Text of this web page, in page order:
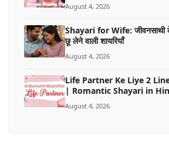
August 4, 2026
Shayari for Wife: जीवनसाथी के
छू लेने वाली शायरियाँ
August 4, 2026
Life Partner Ke Liye 2
| Romantic Shayari in
August 4, 2026